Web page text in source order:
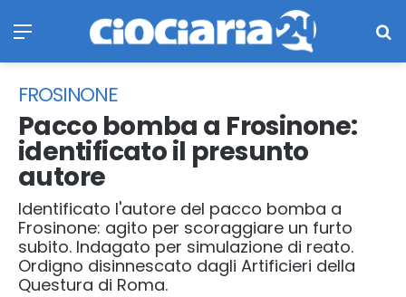
FROSINONE
Pacco bomba a Frosinone:
identificato il presunto
autore
Identificato l'autore del pacco bomba a
Frosinone: agito per scoraggiare un furto
subito. Indagato per simulazione di reato.
Ordigno disinnescato dagli Artificieri della
Questura di Roma.